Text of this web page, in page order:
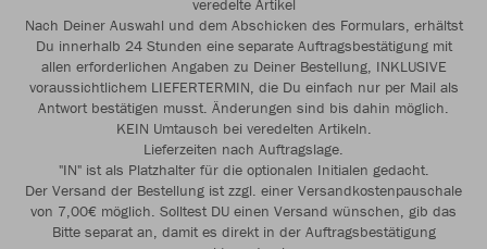
veredelte Artikel
Nach Deiner Auswahl und dem Abschicken des Formulars, erhältst
Du innerhalb 24 Stunden eine separate Auftragsbestätigung mit
allen erforderlichen Angaben zu Deiner Bestellung, INKLUSIVE
voraussichtlichem LIEFERTERMIN, die Du einfach nur per Mail als
Antwort bestätigen musst. Änderungen sind bis dahin möglich.
KEIN Umtausch bei veredelten Artikeln.
Lieferzeiten nach Auftragslage.
"IN" ist als Platzhalter für die optionalen Initialen gedacht.
Der Versand der Bestellung ist zzgl. einer Versandkostenpauschale
von 7,00€ möglich. Solltest DU einen Versand wünschen, gib das
Bitte separat an, damit es direkt in der Auftragsbestätigung